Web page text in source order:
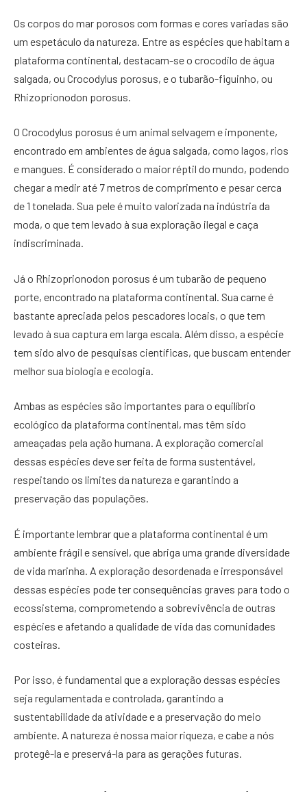
Os corpos do mar porosos com formas e cores variadas são
um espetáculo da natureza. Entre as espécies que habitam a
plataforma continental, destacam-se o crocodilo de água
salgada, ou Crocodylus porosus, e o tubarão-figuinho, ou
Rhizoprionodon porosus.
O Crocodylus porosus é um animal selvagem e imponente,
encontrado em ambientes de água salgada, como lagos, rios
e mangues. É considerado o maior réptil do mundo, podendo
chegar a medir até 7 metros de comprimento e pesar cerca
de 1 tonelada. Sua pele é muito valorizada na indústria da
moda, o que tem levado à sua exploração ilegal e caça
indiscriminada.
Já o Rhizoprionodon porosus é um tubarão de pequeno
porte, encontrado na plataforma continental. Sua carne é
bastante apreciada pelos pescadores locais, o que tem
levado à sua captura em larga escala. Além disso, a espécie
tem sido alvo de pesquisas científicas, que buscam entender
melhor sua biologia e ecologia.
Ambas as espécies são importantes para o equilíbrio
ecológico da plataforma continental, mas têm sido
ameaçadas pela ação humana. A exploração comercial
dessas espécies deve ser feita de forma sustentável,
respeitando os limites da natureza e garantindo a
preservação das populações.
É importante lembrar que a plataforma continental é um
ambiente frágil e sensível, que abriga uma grande diversidade
de vida marinha. A exploração desordenada e irresponsável
dessas espécies pode ter consequências graves para todo o
ecossistema, comprometendo a sobrevivência de outras
espécies e afetando a qualidade de vida das comunidades
costeiras.
Por isso, é fundamental que a exploração dessas espécies
seja regulamentada e controlada, garantindo a
sustentabilidade da atividade e a preservação do meio
ambiente. A natureza é nossa maior riqueza, e cabe a nós
protegê-la e preservá-la para as gerações futuras.